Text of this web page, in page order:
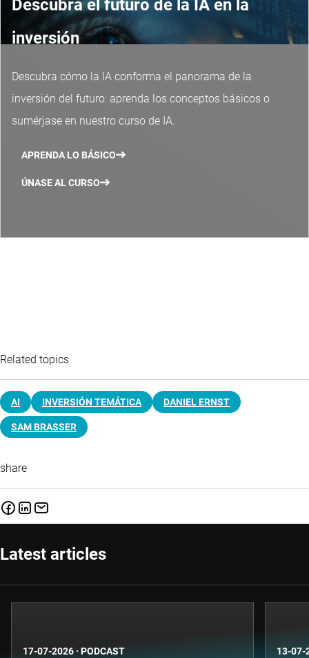
Descubra el futuro de la IA en la
inversión
Descubra cómo la IA conforma el panorama de la
inversión del futuro: aprenda los conceptos básicos o
sumérjase en nuestro curso de IA.
APRENDA LO BÁSICO
ÚNASE AL CURSO
Related topics
AI INVERSIÓN TEMÁTICA DANIEL ERNST
SAM BRASSER
share
Latest articles
17-07-2026 · PODCAST 13-07-